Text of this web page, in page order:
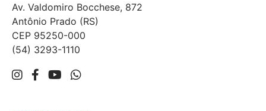
Av. Valdomiro Bocchese, 872
Antônio Prado (RS)
CEP 95250-000
(54) 3293-1110